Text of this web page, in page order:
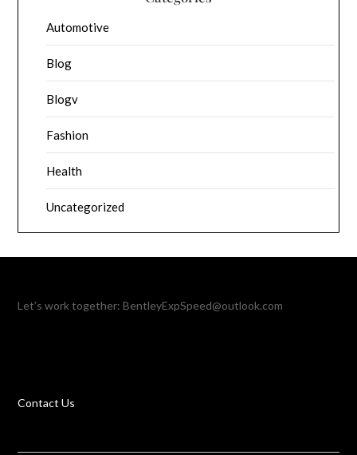
Automotive
Blog
Blogv
Fashion
Health
Uncategorized
Let’s work together:BentleyExpSpeed@outlook.com
Contact Us